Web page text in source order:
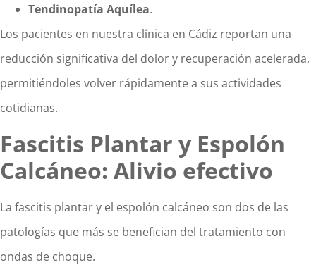
Tendinopatía Aquílea.
Los pacientes en nuestra clínica en Cádiz reportan una
reducción significativa del dolor y recuperación acelerada,
permitiéndoles volver rápidamente a sus actividades
cotidianas.
Fascitis Plantar y Espolón
Calcáneo: Alivio efectivo
La fascitis plantar y el espolón calcáneo son dos de las
patologías que más se benefician del tratamiento con
ondas de choque.